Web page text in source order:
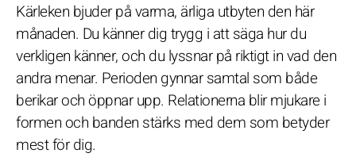
Kärleken bjuder på varma, ärliga utbyten den här
månaden. Du känner dig trygg i att säga hur du
verkligen känner, och du lyssnar på riktigt in vad den
andra menar. Perioden gynnar samtal som både
berikar och öppnar upp. Relationerna blir mjukare i
formen och banden stärks med dem som betyder
mest för dig.